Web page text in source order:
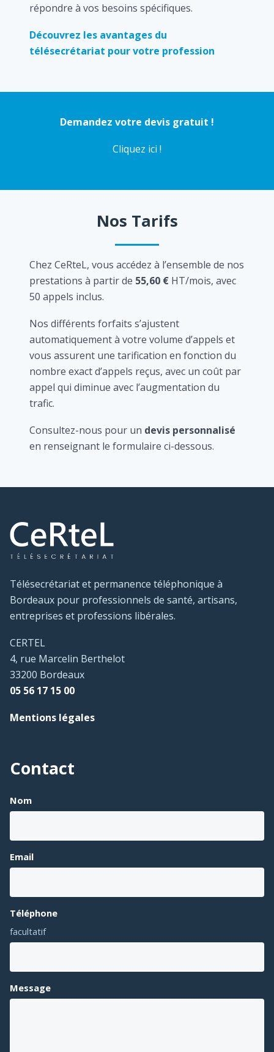
répondre à vos besoins spécifiques.
Découvrez les avantages du
télésecrétariat pour votre profession
Demandez votre devis gratuit !
Cliquez ici !
Nos Tarifs
Chez CeRteL, vous accédez à l’ensemble de nos
prestations à partir de 55,60 € HT/mois, avec
50 appels inclus.
Nos différents forfaits s’ajustent
automatiquement à votre volume d’appels et
vous assurent une tarification en fonction du
nombre exact d’appels reçus, avec un coût par
appel qui diminue avec l’augmentation du
trafic.
Consultez-nous pour un devis personnalisé
en renseignant le formulaire ci-dessous.
Télésecrétariat et permanence téléphonique à
Bordeaux pour professionnels de santé, artisans,
entreprises et professions libérales.
CERTEL
4, rue Marcelin Berthelot
33200 Bordeaux
05 56 17 15 00
Mentions légales
Contact
Nom
Email
Téléphone
facultatif
Message